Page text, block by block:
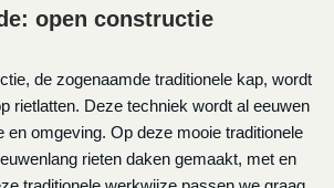
open constructie
de zogenaamde traditionele kap, wordt
rietlatten. Deze techniek wordt al eeuwen
en omgeving. Op deze mooie traditionele
rieten daken gemaakt, met en